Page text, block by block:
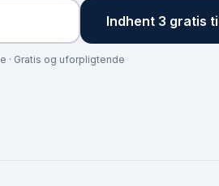
Indhent 3 gratis
· Gratis og uforpligtende